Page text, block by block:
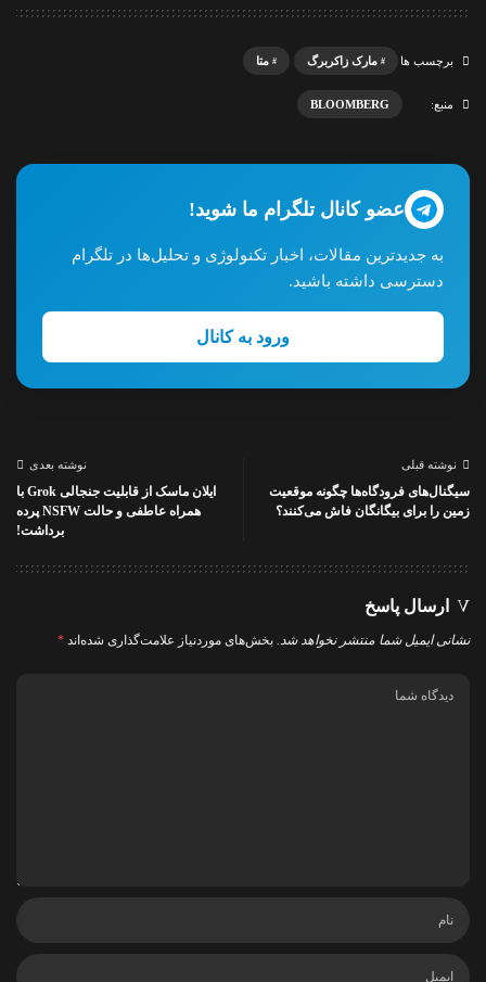
برچسب ها مارک زاکربرگ متا
منبع: BLOOMBERG
عضو کانال تلگرام ما شوید!
به جدیدترین مقالات، اخبار تکنولوژی و تحلیل‌ها در تلگرام
دسترسی داشته باشید.
ورود به کانال
نوشته قبلی
سیگنال‌های فرودگاه‌ها چگونه موقعیت
زمین را برای بیگانگان فاش می‌کنند؟
نوشته بعدی
ایلان ماسک از قابلیت جنجالی Grok با
همراه عاطفی و حالت NSFW پرده
برداشت!
ارسال پاسخ
نشانی ایمیل شما منتشر نخواهد شد. بخش‌های موردنیاز علامت‌گذاری شده‌اند *